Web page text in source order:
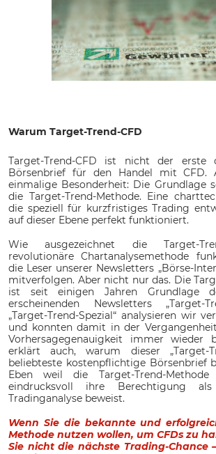
Warum Target-Trend-CFD
Target-Trend-CFD ist nicht der erste
Börsenbrief für den Handel mit CFD.
einmalige Besonderheit: Die Grundlage
die Target-Trend-Methode. Eine
die speziell für kurzfristiges Trading
auf dieser Ebene perfekt funktioniert.
Wie ausgezeichnet die Target-
revolutionäre Chartanalysemethode
die Leser unserer Newsletters „Börse-
mitverfolgen. Aber nicht nur das. Die
ist seit einigen Jahren Grundlage
erscheinenden Newsletters „Target-
„Target-Trend-Spezial“ analysieren wir
und konnten damit in der
Vorhersagegenauigkeit immer wieder
erklärt auch, warum dieser „Target-
beliebteste kostenpflichtige Börsenbrief
Eben weil die Target-Trend-
eindrucksvoll ihre Berechtigung als
Tradinganalyse beweist.
Wenn Sie die bekannte und
Methode nutzen wollen, um CFDs zu
Sie nicht die nächste Trading-Chance